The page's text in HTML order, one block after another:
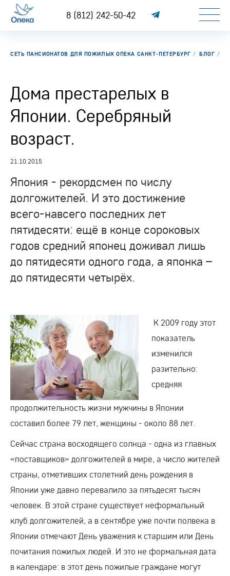
8 (812) 242-50-42
СЕТЬ ПАНСИОНАТОВ ДЛЯ ПОЖИЛЫХ ОПЕКА САНКТ-ПЕТЕРБУРГ БЛОГ
Дома престарелых в
Японии. Серебряный
возраст.
21.10.2015
Япония - рекордсмен по числу
долгожителей. И это достижение
всего-навсего последних лет
пятидесяти: ещё в конце сороковых
годов средний японец доживал лишь
до пятидесяти одного года, а японка –
до пятидесяти четырёх.
К 2009 году этот
показатель
изменился
разительно:
средняя
продолжительность жизни мужчины в Японии
составил более 79 лет, женщины - около 88 лет.
Сейчас страна восходящего солнца - одна из главных
«поставщиков» долгожителей в мире, а число жителей
страны, отметивших столетний день рождения в
Японии уже давно перевалило за пятьдесят тысяч
человек. В этой стране существует неформальный
клуб долгожителей, а в сентябре уже почти полвека в
Японии отмечают День уважения к старшим или День
почитания пожилых людей. И это не формальная дата
в календаре: в этот день пожилые граждане могут